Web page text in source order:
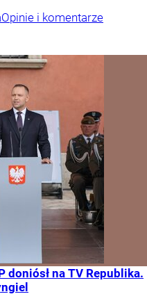
Opinie i komentarze
doniósł na TV Republika.